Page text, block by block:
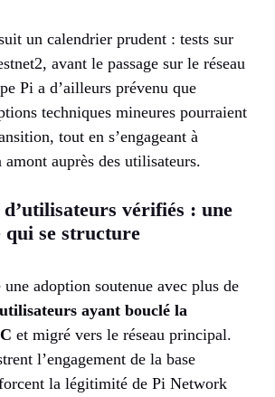
un calendrier prudent : tests sur
avant le passage sur le réseau
Pi a d’ailleurs prévenu que
techniques mineures pourraient
tout en s’engageant à
auprès des utilisateurs.
vérifiés : une
qui se structure
adoption soutenue avec plus de
ayant bouclé la
et migré vers le réseau principal.
l’engagement de la base
la légitimité de Pi Network